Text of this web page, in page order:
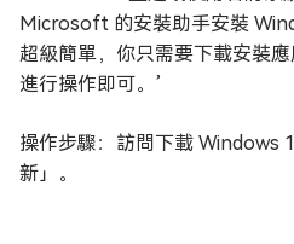
Microsoft 的安裝助手安裝
超級簡單，你只需要下載安裝
進行操作即可。’
操作步驟：訪問下載 Windows
新」。